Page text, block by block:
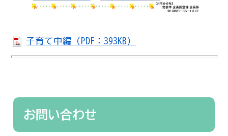
子育て中編（PDF：393KB）
お問い合わせ